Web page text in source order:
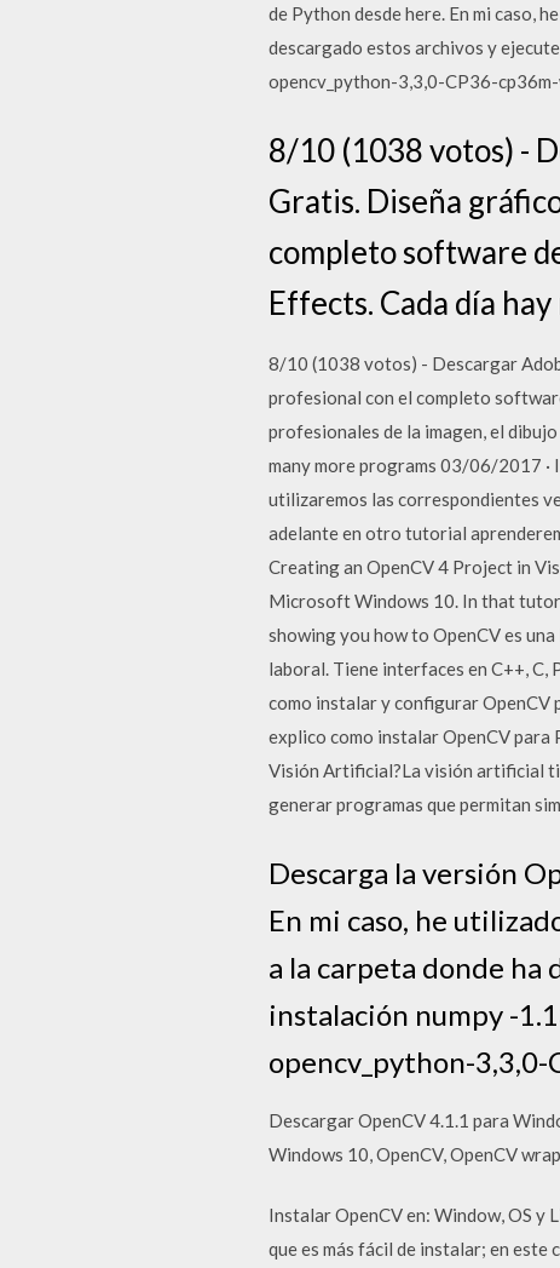
de Python desde here. En mi caso,
descargado estos archivos y
opencv_python-3,3,0-CP36-
8/10 (1038 votos) -
Gratis. Diseña
completo software
Effects. Cada día
8/10 (1038 votos) - Descargar
profesional con el completo
profesionales de la imagen, el
many more programs 03/06/2017 ·
utilizaremos las correspondientes
adelante en otro tutorial
Creating an OpenCV 4 Project in
Microsoft Windows 10. In that
showing you how to OpenCV es
laboral. Tiene interfaces en C++, C,
como instalar y configurar
explico como instalar OpenCV para
Visión Artificial?La visión artificial
generar programas que permitan
Descarga la versión
En mi caso, he
a la carpeta donde ha
instalación numpy -
opencv_python-
Descargar OpenCV 4.1.1 para
Windows 10, OpenCV, OpenCV
Instalar OpenCV en: Window, OS y
que es más fácil de instalar; en este